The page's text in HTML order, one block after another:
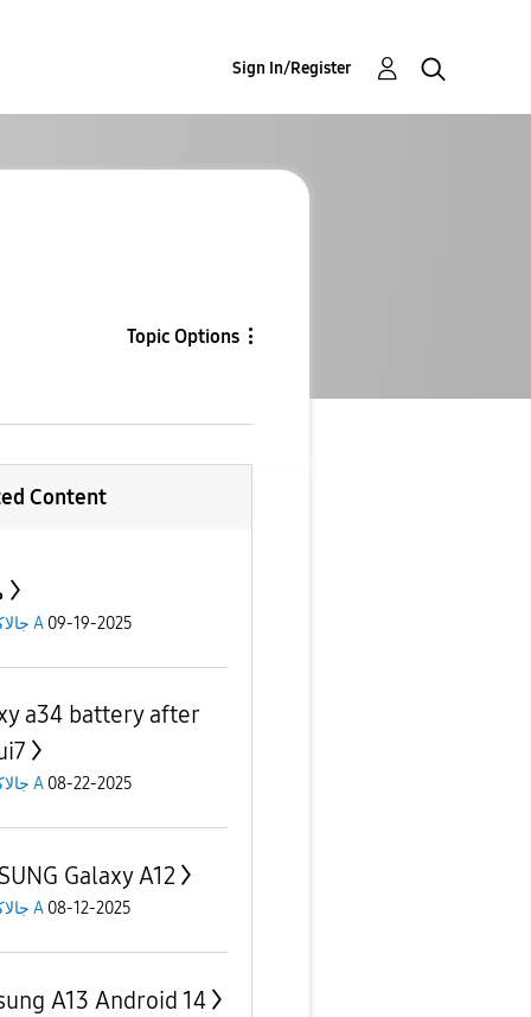
Sign In/Register
Topic Options
Content
جالاكسى A 09-19-2025
a34 battery after
جالاكسى A 08-22-2025
Galaxy A12
جالاكسى A 08-12-2025
A13 Android 14